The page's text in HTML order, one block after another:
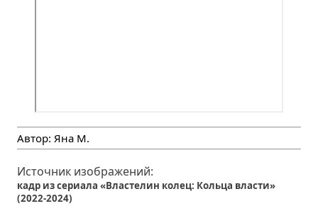
Автор:Яна М.
Источник изображений:
кадр из сериала «Властелин колец: Кольца власти»
(2022-2024)